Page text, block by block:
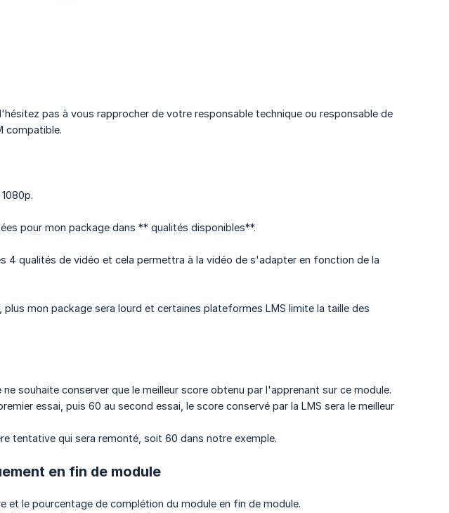
pas à vous rapprocher de votre responsable technique ou responsable de
compatible.
pour mon package dans ** qualités disponibles**.
4 qualités de vidéo et cela permettra à la vidéo de s'adapter en fonction de la
mon package sera lourd et certaines plateformes LMS limite la taille des
souhaite conserver que le meilleur score obtenu par l'apprenant sur ce module.
essai, puis 60 au second essai, le score conservé par la LMS sera le meilleur
tentative qui sera remonté, soit 60 dans notre exemple.
en fin de module
et le pourcentage de complétion du module en fin de module.